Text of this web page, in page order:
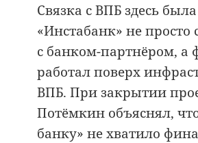
Связка с ВПБ здесь
«Инстабанк» не просто
с банком-партнёром, а
работал поверх
ВПБ. При закрытии
Потёмкин объяснял,
банку» не хватило